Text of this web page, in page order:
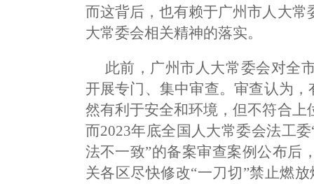
而这背后，也有赖于广州市人大
大常委会相关精神的落实。
此前，广州市人大常委会对全
开展专门、集中审查。审查认为，
然有利于安全和环境，但不符合
而2023年底全国人大常委会法工
法不一致”的备案审查案例公布后
关各区尽快修改“一刀切”禁止燃